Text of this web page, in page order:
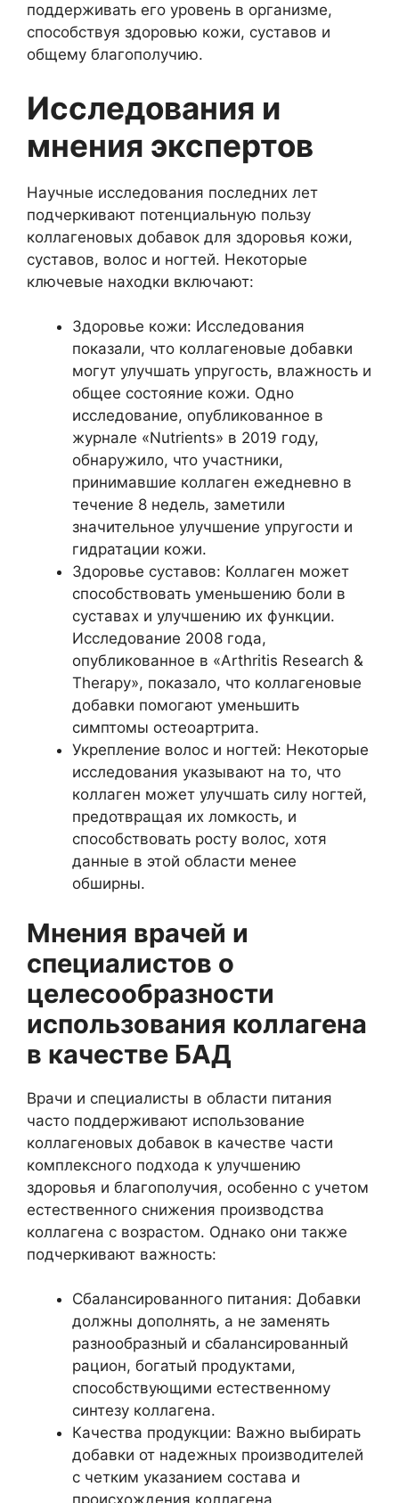
поддерживать его уровень в организме,
способствуя здоровью кожи, суставов и
общему благополучию.
Исследования и
мнения экспертов
Научные исследования последних лет
подчеркивают потенциальную пользу
коллагеновых добавок для здоровья кожи,
суставов, волос и ногтей. Некоторые
ключевые находки включают:
Здоровье кожи: Исследования
показали, что коллагеновые добавки
могут улучшать упругость, влажность и
общее состояние кожи. Одно
исследование, опубликованное в
журнале «Nutrients» в 2019 году,
обнаружило, что участники,
принимавшие коллаген ежедневно в
течение 8 недель, заметили
значительное улучшение упругости и
гидратации кожи.
Здоровье суставов: Коллаген может
способствовать уменьшению боли в
суставах и улучшению их функции.
Исследование 2008 года,
опубликованное в «Arthritis Research &
Therapy», показало, что коллагеновые
добавки помогают уменьшить
симптомы остеоартрита.
Укрепление волос и ногтей: Некоторые
исследования указывают на то, что
коллаген может улучшать силу ногтей,
предотвращая их ломкость, и
способствовать росту волос, хотя
данные в этой области менее
обширны.
Мнения врачей и
специалистов о
целесообразности
использования коллагена
в качестве БАД
Врачи и специалисты в области питания
часто поддерживают использование
коллагеновых добавок в качестве части
комплексного подхода к улучшению
здоровья и благополучия, особенно с учетом
естественного снижения производства
коллагена с возрастом. Однако они также
подчеркивают важность:
Сбалансированного питания: Добавки
должны дополнять, а не заменять
разнообразный и сбалансированный
рацион, богатый продуктами,
способствующими естественному
синтезу коллагена.
Качества продукции: Важно выбирать
добавки от надежных производителей
с четким указанием состава и
происхождения коллагена.